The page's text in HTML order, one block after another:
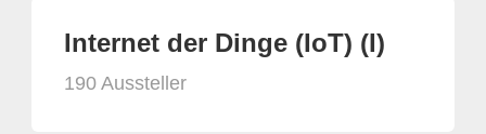
Internet der Dinge (IoT) (I)
190 Aussteller